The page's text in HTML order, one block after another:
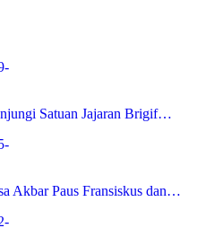
Satuan Jajaran Brigif…
Akbar Paus Fransiskus dan…